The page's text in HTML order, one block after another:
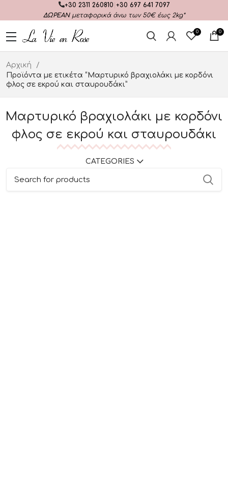
+30 2311 260810 +30 697 641 7097
ΔΩΡΕΑΝμεταφορικά άνω των 50€ έως 2kg*
0 0
Αρχική
Προϊόντα με ετικέτα “Μαρτυρικό βραχιολάκι με κορδόνι
φλος σε εκρού και σταυρουδάκι”
Μαρτυρικό βραχιολάκι με κορδόνι
φλος σε εκρού και σταυρουδάκι
CATEGORIES